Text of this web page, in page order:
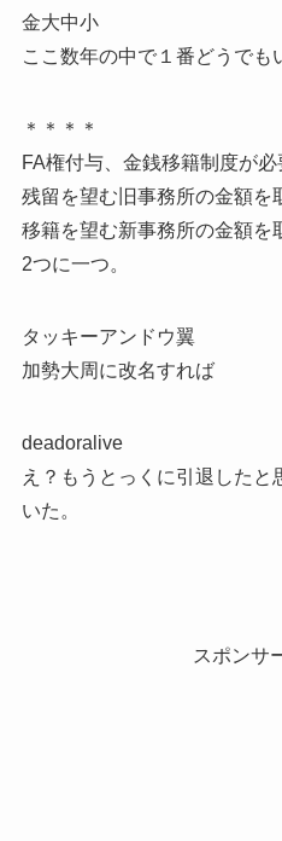
金大中小
ここ数年の中で１番どうでも
＊＊＊＊
FA権付与、金銭移籍制度が必
残留を望む旧事務所の金額を
移籍を望む新事務所の金額を
2つに一つ。
タッキーアンドウ翼
加勢大周に改名すれば
deadoralive
え？もうとっくに引退した
いた。
スポンサ